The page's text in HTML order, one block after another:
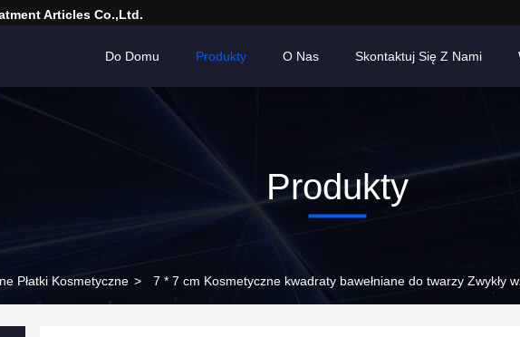
Articles Co.,Ltd.
Do Domu Produkty O Nas Skontaktuj Się Z Nami
Produkty
Płatki Kosmetyczne > 7 * 7 cm Kosmetyczne kwadraty bawełniane do twarzy Zwykły